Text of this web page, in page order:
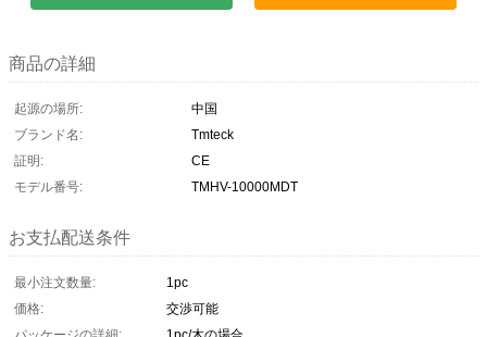
商品の詳細
起源の場所:
中国
ブランド名:
Tmteck
証明:
CE
モデル番号:
TMHV-10000MDT
お支払配送条件
最小注文数量:
1pc
価格:
交渉可能